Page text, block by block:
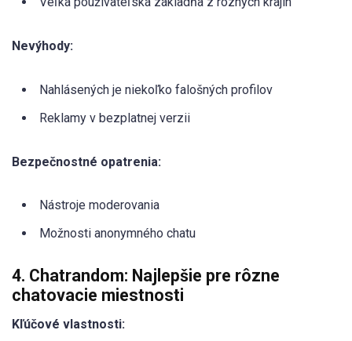
Nevýhody:
Nahlásených je niekoľko falošných profilov
Reklamy v bezplatnej verzii
Bezpečnostné opatrenia:
Nástroje moderovania
Možnosti anonymného chatu
4. Chatrandom: Najlepšie pre rôzne
chatovacie miestnosti
Kľúčové vlastnosti: